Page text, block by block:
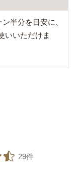
半分を目安に、
いいただけま
29件